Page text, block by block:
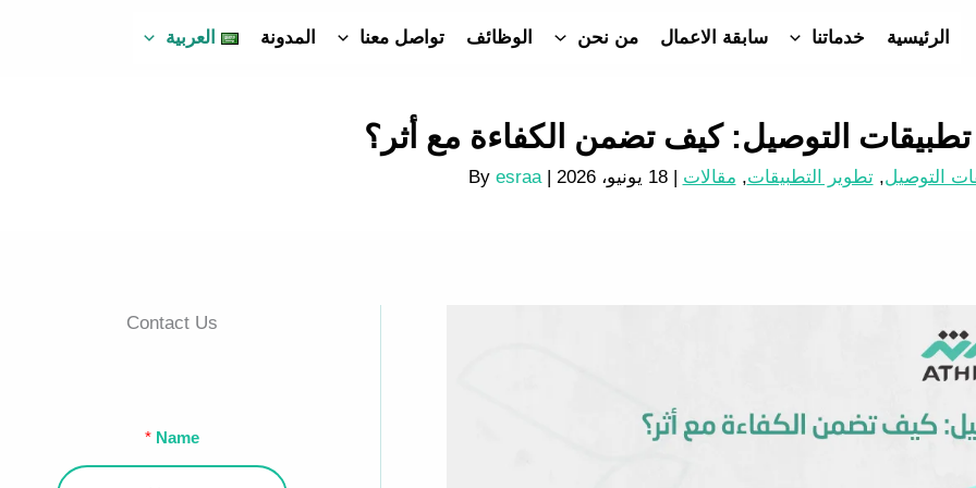
الرئيسية خدماتنا سابقة الاعمال من نحن الوظائف تواصل معنا المدونة العربية
تطبيقات التوصيل: كيف تضمن الكفاءة مع أثر؟
التوصيل,تطوير التطبيقات, مقالات |18 يونيو، 2026 | By
esraa
Contact Us
Name